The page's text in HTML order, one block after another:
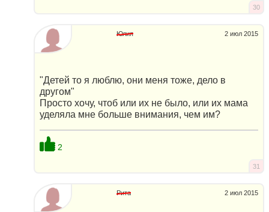
30
2 июл 2015
Юлия
"Детей то я люблю, они меня тоже, дело в
другом"
Просто хочу, чтоб или их не было, или их мама
уделяла мне больше внимания, чем им?
2
31
2 июл 2015
Рита